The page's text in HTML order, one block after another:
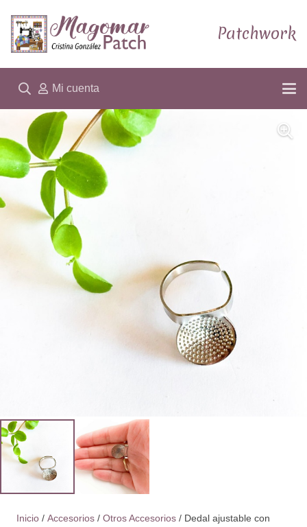
Patchwork
Mi cuenta
Inicio / Accesorios / Otros Accesorios / Dedal ajustable con